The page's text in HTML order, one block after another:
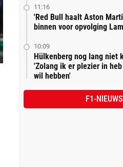
11:16
'Red Bull haalt Aston
binnen voor opvolging
10:09
Hülkenberg nog lang niet
'Zolang ik er plezier in
wil hebben'
F1-NIEUWS